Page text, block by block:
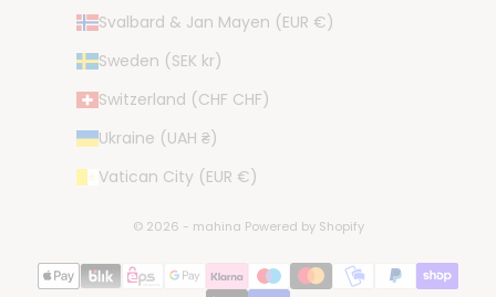
Svalbard & Jan Mayen (EUR €)
Sweden (SEK kr)
Switzerland (CHF CHF)
Ukraine (UAH ₴)
Vatican City (EUR €)
© 2026 - mahina Powered by Shopify